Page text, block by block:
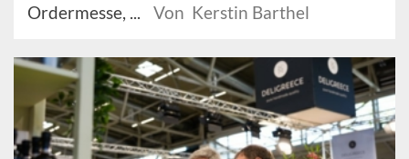
Ordermesse, ...
Von Kerstin Barthel